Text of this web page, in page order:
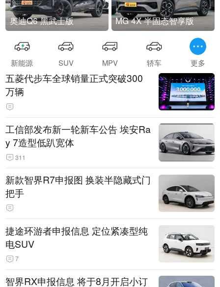
奥迪Q6 黑武士版 MG 4X 半固态智享版
新能源 SUV MPV 轿车 更多
五菱代步车全球销量正式突破300
万辆
工信部发布新一轮新车公告 埃安Ra
y 7造型低趴宽体
311
新款智界R7申报图 换装半隐藏式门
把手
捷途环游者申报信息 定位紧凑型纯
电SUV
7
智界RX申报信息 将于8月开启小订